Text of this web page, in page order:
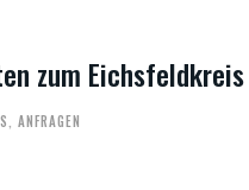
zum Eichsfeldkreis
ANFRAGEN